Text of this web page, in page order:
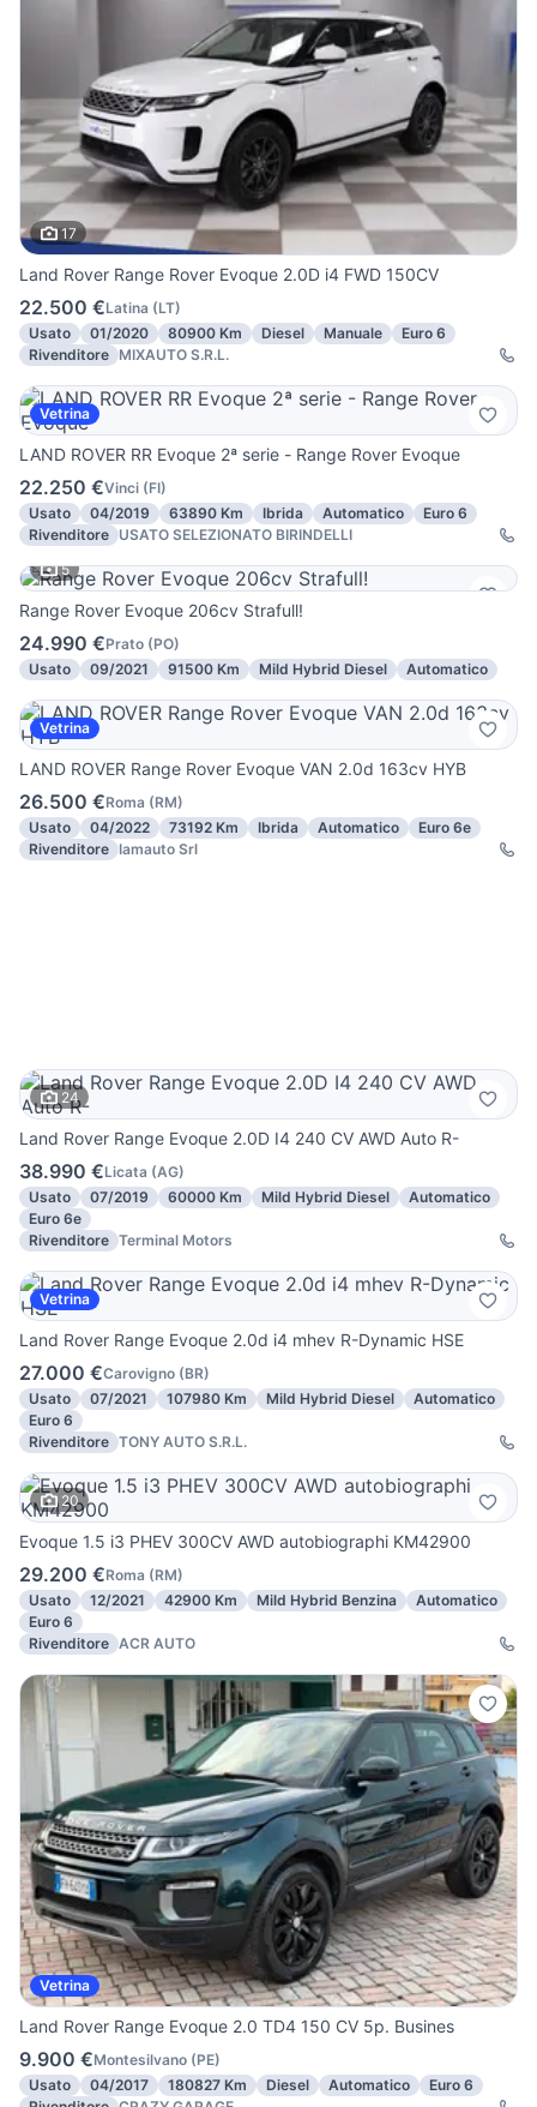
17
Land Rover Range Rover Evoque 2.0D i4 FWD 150CV
22.500 €Latina (LT)
Usato
01/2020 80900 Km Diesel Manuale
Euro 6
Rivenditore MIXAUTO S.R.L.
Vetrina
LAND ROVER RR Evoque 2ª serie - Range Rover Evoque
22.250 €Vinci (FI)
Usato
04/2019 63890 Km Ibrida Automatico
Euro 6
Rivenditore USATO SELEZIONATO BIRINDELLI
5
Range Rover Evoque 206cv Strafull!
24.990 €Prato (PO)
Usato
09/2021 91500 Km Mild Hybrid Diesel Automatico
Vetrina
LAND ROVER Range Rover Evoque VAN 2.0d 163cv HYB
26.500 €Roma (RM)
Usato
04/2022 73192 Km Ibrida Automatico
Euro 6e
Rivenditore Iamauto Srl
24
Land Rover Range Evoque 2.0D I4 240 CV AWD Auto R-
38.990 €Licata (AG)
Usato
07/2019 60000 Km Mild Hybrid Diesel
Automatico
Euro 6e
Rivenditore Terminal Motors
Vetrina
Land Rover Range Evoque 2.0d i4 mhev R-Dynamic HSE
27.000 €Carovigno (BR)
Usato
07/2021 107980 Km Mild Hybrid Diesel
Automatico
Euro 6
Rivenditore TONY AUTO S.R.L.
20
Evoque 1.5 i3 PHEV 300CV AWD autobiographi KM42900
29.200 €Roma (RM)
Usato
12/2021 42900 Km Mild Hybrid Benzina
Automatico
Euro 6
Rivenditore ACR AUTO
Vetrina
Land Rover Range Evoque 2.0 TD4 150 CV 5p. Busines
9.900 €Montesilvano (PE)
Usato
04/2017 180827 Km Diesel Automatico
Euro 6